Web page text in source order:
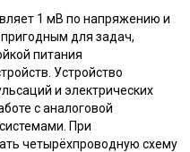
1 мВ по напряжению и
для задач,
питания
Устройство
и электрических
с аналоговой
При
четырёхпроводную схему